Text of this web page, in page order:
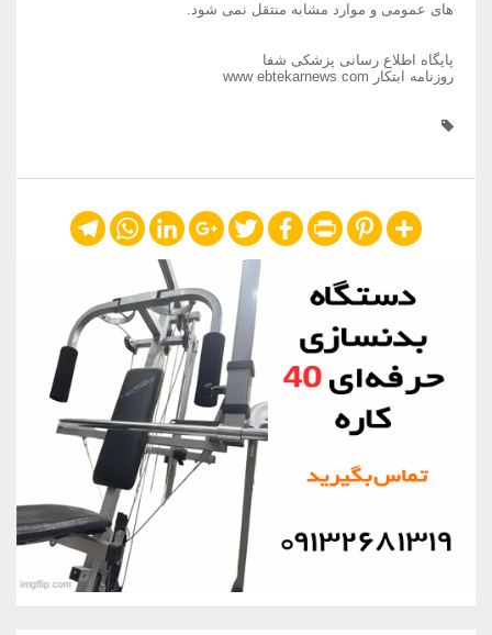
های عمومی و موارد مشابه منتقل نمی شود.
پایگاه اطلاع رسانی پزشکی شفا
روزنامه ابتکار www ebtekarnews com
Share
Pinterest
Print
Facebook
Twitter
Google+
LinkedIn
WhatsApp
Telegram